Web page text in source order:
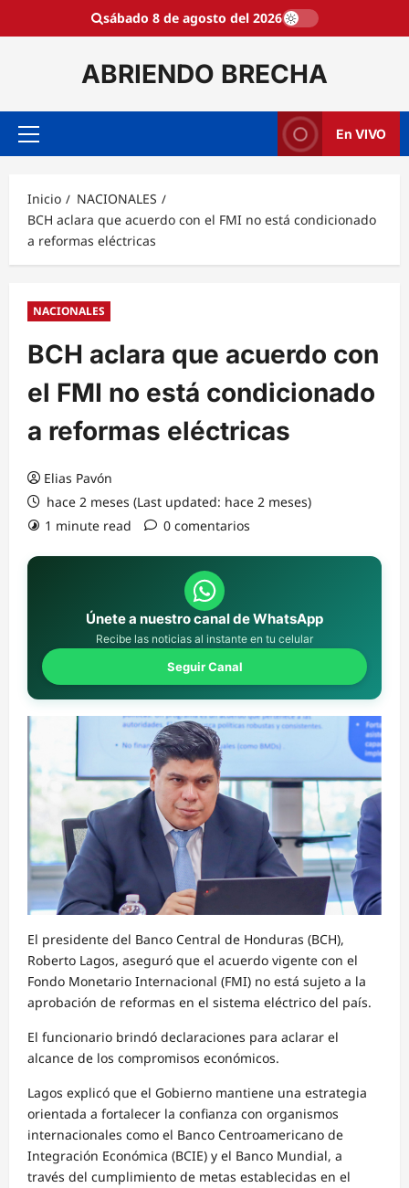
sábado 8 de agosto del 2026
ABRIENDO BRECHA
Menú
En VIVO
Inicio
NACIONALES
BCH aclara que acuerdo con el FMI no está condicionado
a reformas eléctricas
NACIONALES
BCH aclara que acuerdo con
el FMI no está condicionado
a reformas eléctricas
Elias Pavón
hace 2 meses (Last updated: hace 2 meses)
1 minute read
0 comentarios
Únete a nuestro canal de WhatsApp
Recibe las noticias al instante en tu celular
Seguir Canal
El presidente del Banco Central de Honduras (BCH),
Roberto Lagos, aseguró que el acuerdo vigente con el
Fondo Monetario Internacional (FMI) no está sujeto a la
aprobación de reformas en el sistema eléctrico del país.
El funcionario brindó declaraciones para aclarar el
alcance de los compromisos económicos.
Lagos explicó que el Gobierno mantiene una estrategia
orientada a fortalecer la confianza con organismos
internacionales como el Banco Centroamericano de
Integración Económica (BCIE) y el Banco Mundial, a
través del cumplimiento de metas establecidas en el